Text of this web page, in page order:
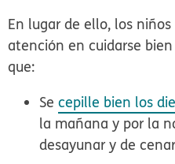
En lugar de ello, los
atención en cuidarse
que:
Secepille bien los
la mañana y por la
desayunar y de